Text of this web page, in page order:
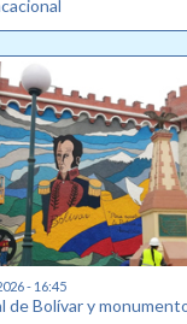
- 16:45
de Bolívar y